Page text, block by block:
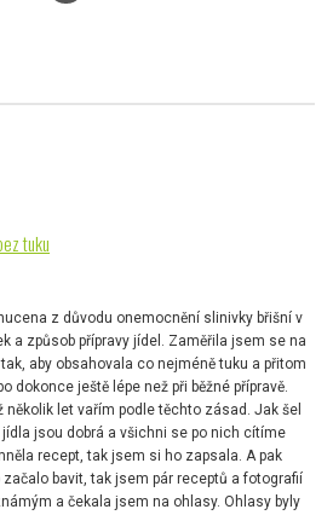
tuku
z důvodu onemocnění slinivky břišní v
a způsob přípravy jídel. Zaměřila jsem se na
aby obsahovala co nejméně tuku a přitom
dokonce ještě lépe než při běžné přípravě.
několik let vařím podle těchto zásad. Jak šel
jsou dobrá a všichni se po nich cítíme
recept, tak jsem si ho zapsala. A pak
bavit, tak jsem pár receptů a fotografií
a čekala jsem na ohlasy. Ohlasy byly